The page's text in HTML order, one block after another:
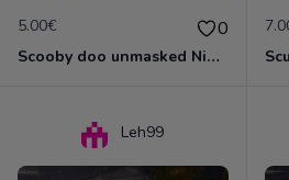
5.00€ 0
Scooby doo unmasked Nintendo ds
Leh99